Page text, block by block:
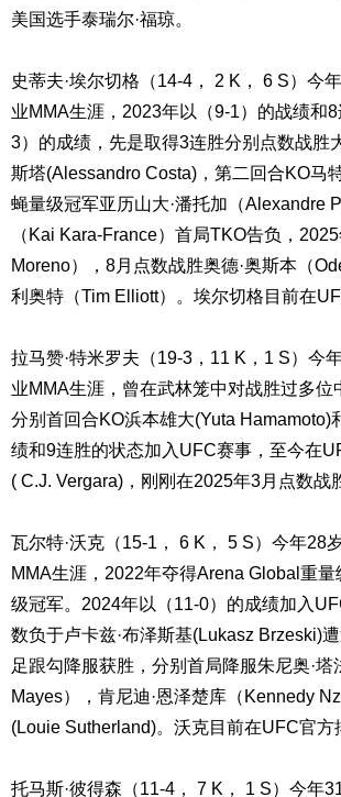
美国选手泰瑞尔·福琼。
史蒂夫·埃尔切格（14-4， 2 K， 6 S）今
业MMA生涯，2023年以（9-1）的战绩和
3）的成绩，先是取得3连胜分别点数战胜
斯塔(Alessandro Costa)，第二回合KO马
蝇量级冠军亚历山大·潘托加（Alexandre
（Kai Kara-France）首局TKO告负，
Moreno），8月点数战胜奥德·奥斯本（
利奥特（Tim Elliott）。埃尔切格目前在
拉马赞·特米罗夫（19-3，11 K，1 S）今
业MMA生涯，曾在武林笼中对战胜过多
分别首回合KO浜本雄大(Yuta
绩和9连胜的状态加入UFC赛事，至今在
( C.J. Vergara)，刚刚在2025年3月点数
瓦尔特·沃克（15-1， 6 K， 5 S）今年28
MMA生涯，2022年夺得Arena Global重
级冠军。2024年以（11-0）的成绩加入
数负于卢卡兹·布泽斯基(Lukasz Brzeski)
足跟勾降服获胜，分别首局降服朱尼奥·
Mayes），肯尼迪·恩泽楚库（Kennedy
(Louie Sutherland)。沃克目前在UFC官
托马斯·彼得森（11-4， 7 K， 1 S）今年